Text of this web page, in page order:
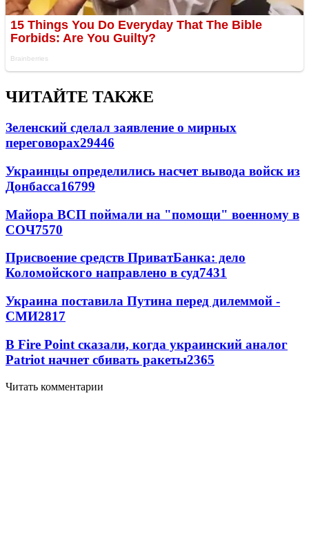
ЧИТАЙТЕ ТАКЖЕ
Зеленский сделал заявление о мирных
переговорах29446
Украинцы определились насчет вывода войск из
Донбасса16799
Майора ВСП поймали на "помощи" военному в
СОЧ7570
Присвоение средств ПриватБанка: дело
Коломойского направлено в суд7431
Украина поставила Путина перед дилеммой -
СМИ2817
В Fire Point сказали, когда украинский аналог
Patriot начнет сбивать ракеты2365
Читать комментарии